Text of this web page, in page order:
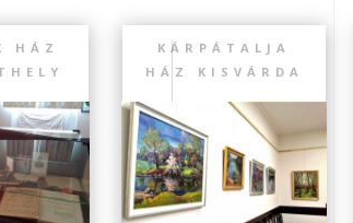
HÁZ
KÁRPÁTALJA
HÁZ KISVÁRDA